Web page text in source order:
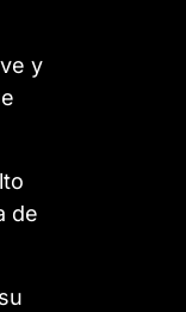
y
de